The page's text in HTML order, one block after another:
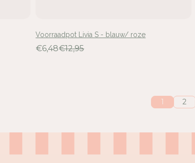
Voorraadpot Livia S - blauw/ roze
€6,48€12,95
1 2